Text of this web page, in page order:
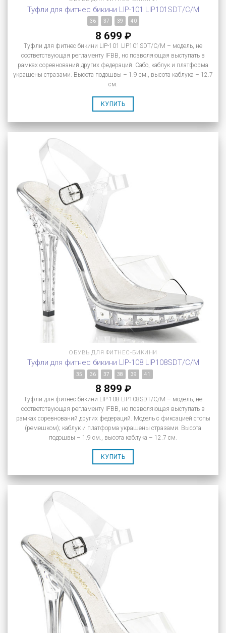
Туфли для фитнес бикини LIP-101 LIP101SDT/C/M
36 37 39 40
8 699 ₽
Туфли для фитнес бикини LIP-101 LIP101SDT/C/M – модель, не
соответствующая регламенту IFBB, но позволяющая выступать в
рамках соревнований других федераций. Сабо, каблук и платформа
украшены стразами. Высота подошвы – 1.9 см., высота каблука – 12.7
см.
КУПИТЬ
ОБУВЬ ДЛЯ ФИТНЕС-БИКИНИ
Туфли для фитнес бикини LIP-108 LIP108SDT/C/M
35 36 37 38 39 41
8 899 ₽
Туфли для фитнес бикини LIP-108 LIP108SDT/C/M – модель, не
соответствующая регламенту IFBB, но позволяющая выступать в
рамках соревнований других федераций. Модель с фиксацией стопы
(ремешком); каблук и платформа украшены стразами. Высота
подошвы – 1.9 см., высота каблука – 12.7 см.
КУПИТЬ